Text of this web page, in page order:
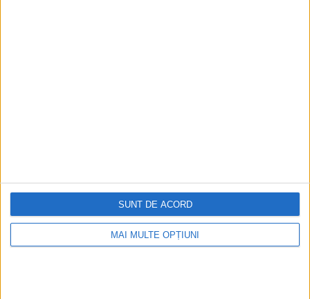
MAI MULTE OPȚIUNI
SUNT DE ACORD